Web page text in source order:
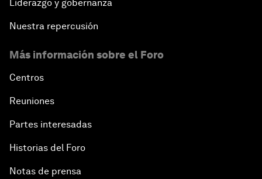
Liderazgo y gobernanza
Nuestra repercusión
Más información sobre el Foro
Centros
Reuniones
Partes interesadas
Historias del Foro
Notas de prensa